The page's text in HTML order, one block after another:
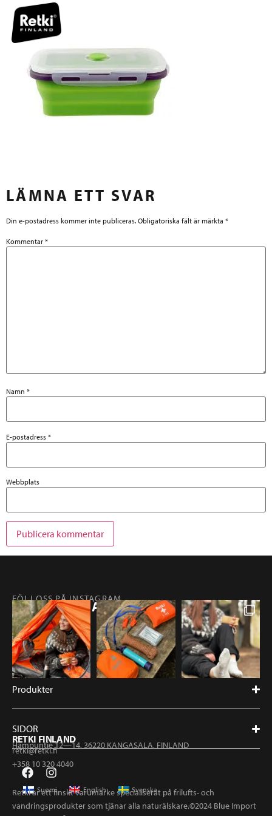
LÄMNA ETT SVAR
Din e-postadress kommer inte publiceras. Obligatoriska fält är märkta *
Kommentar *
Namn *
E-postadress *
Webbplats
FÖLJ OSS PÅ INSTAGRAM
@RETKIFINLAND
Produkter
SIDOR
RETKI FINLAND
Hampuntie 12—14, 36220 KANGASALA, FINLAND
retki@retki.fi
+358 10 320 4040
Suomi English Svenska
Retki är ett finskt varumärke specialiserat på frilufts- och
vandringsprodukter som tjänar alla naturälskare.©2024 Blue Import